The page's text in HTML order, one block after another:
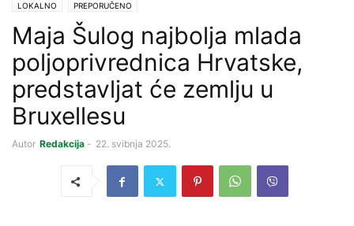
LOKALNO PREPORUČENO
Maja Šulog najbolja mlada
poljoprivrednica Hrvatske,
predstavljat će zemlju u
Bruxellesu
Autor Redakcija - 22. svibnja 2025.